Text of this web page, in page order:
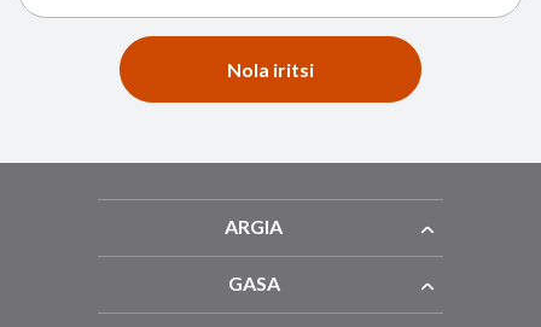
Nola iritsi
ARGIA
GASA